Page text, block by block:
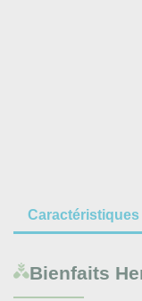
Caractéristiques
Bienfaits